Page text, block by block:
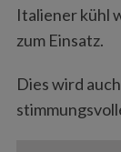
Italiener kühl
zum Einsatz.
Dies wird